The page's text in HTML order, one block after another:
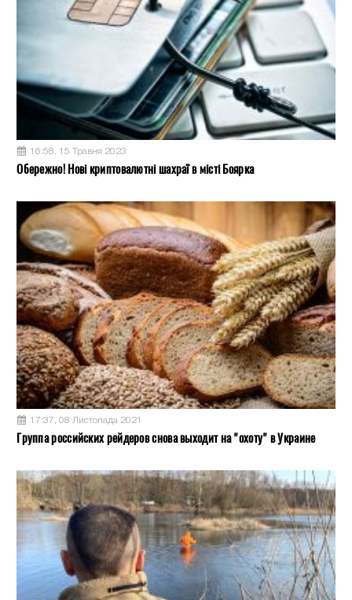
16:58, 15 Травня 2023
Обережно! Нові криптовалютні шахраї в місті Боярка
17:37, 08 Листопада 2021
Группа российских рейдеров снова выходит на "охоту" в Украине